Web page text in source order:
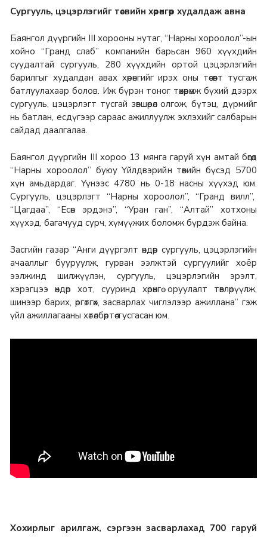
Сургууль, цэцэрлэгийг төсвийн хөрөнгөөр худалдаж авна
Баянгол дүүргийн III хорооны нутаг, “Нарны хороолол”-ын
хойно “Гранд слаб” компанийн барьсан 960 хүүхдийн
суудалтай сургууль, 280 хүүхдийн ортой цэцэрлэгийн
барилгыг худалдан авах хөрөнгийг ирэх оны төсөвт тусгаж
батлуулахаар болов. Иж бүрэн тоног төхөөрөмж бүхий дээрх
сургууль, цэцэрлэгт тусгай зөвшөөрөл олгож, бүтэц, дүрмийг
нь батлан, есдүгээр сараас ажиллуулж эхлэхийг салбарын
сайдад даалгалаа.
Баянгол дүүргийн III хороо 13 мянга гаруй хүн амтай бөгөөд
“Нарны хороолол” буюу Үйлдвэрийн төвийн бүсэд 5700
хүн амьдардаг. Үүнээс 4780 нь 0-18 насны хүүхэд юм.
Сургууль, цэцэрлэгт “Нарны хороолол”, “Гранд вилл”,
“Цагдаа”, “Есөн эрдэнэ”, “Уран ган”, “Алтай” хотхоны
хүүхэд, багачууд сурч, хүмүүжих боломж бүрдэж байна.
Засгийн газар “Анги дүүргэлт өндөр сургууль, цэцэрлэгийн
ачааллыг бууруулж, гурван ээлжтэй сургуулийг хоёр
ээлжинд шилжүүлэн, сургууль, цэцэрлэгийн эрэлт,
хэрэгцээ өндөр хот, сууринд хөрөнгө оруулалт төвлөрүүлж,
шинээр барих, өргөтгөх, засварлах чиглэлээр ажиллана” гэж
үйл ажиллагааны хөтөлбөртөө тусгасан юм.
Хохирлыг арилгаж, сэргээн засварлахад 700 гаруй